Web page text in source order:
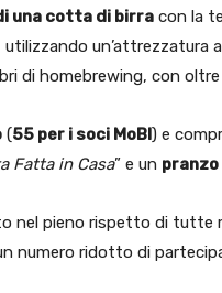
una cotta di birra con la
un’attrezzatura
di homebrewing, con
(55 per i soci MoBI) e
Fatta in Casa” e un
nel pieno rispetto di tutte
numero ridotto di